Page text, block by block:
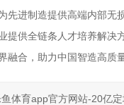
先进制造提供高端内部无
提供全链条人才培养解决
融合，助力中国智造高质
鱼体育app官方网站-20亿